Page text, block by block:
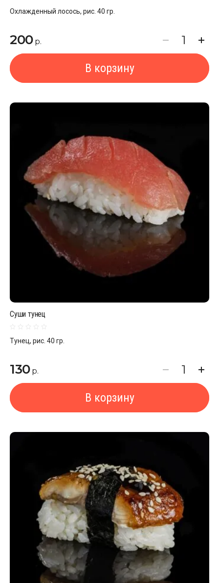
Охлажденный лосось, рис. 40 гр.
200р.
В корзину
Суши тунец
Тунец, рис. 40 гр.
130р.
В корзину